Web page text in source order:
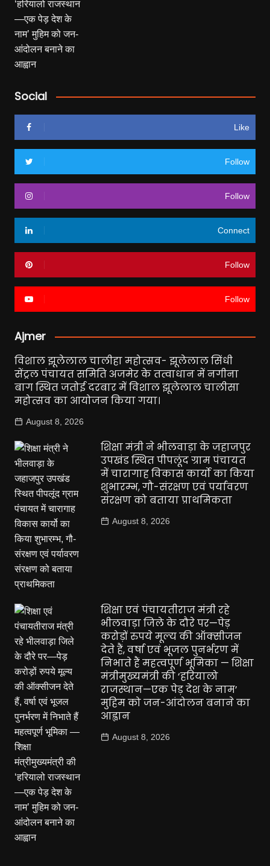
Social
Like
Follow
Follow
Connect
Follow
Follow
Ajmer
विशाल झूलेलाल चालीहा महोत्सव- झूलेलाल सिंधी
सेंट्रल पंचायत समिति अजमेर के तत्वाधान में नगीना
बाग स्थित जतोई दरबार में विशाल झूलेलाल चालीसा
महोत्सव का आयोजन किया गया।
August 8, 2026
शिक्षा मंत्री ने भीलवाड़ा के जहाजपुर
उपखंड स्थित पीपलूंद ग्राम पंचायत
में चारागाह विकास कार्यो का किया
शुभारम्भ, गौ-संरक्षण एवं पर्यावरण
संरक्षण को बताया प्राथमिकता
August 8, 2026
शिक्षा एवं पंचायतीराज मंत्री रहे
भीलवाड़ा जिले के दौरे पर—पेड़
करोड़ों रुपये मूल्य की ऑक्सीजन
देते हैं, वर्षा एवं भूजल पुनर्भरण में
निभाते हैं महत्वपूर्ण भूमिका — शिक्षा
मंत्रीमुख्यमंत्री की ‘हरियालो
राजस्थान—एक पेड़ देश के नाम’
मुहिम को जन-आंदोलन बनाने का
आह्वान
August 8, 2026